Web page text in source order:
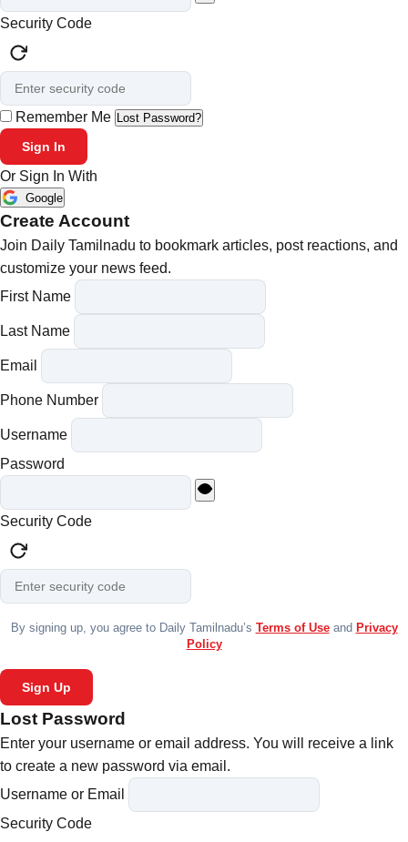
Security Code
Remember Me Lost Password?
Sign In
Or Sign In With
Google
Create Account
Join Daily Tamilnadu to bookmark articles, post reactions, and
customize your news feed.
First Name
Last Name
Email
Phone Number
Username
Password
Security Code
By signing up, you agree to Daily Tamilnadu’s Terms of Useand Privacy
Policy
Sign Up
Lost Password
Enter your username or email address. You will receive a link
to create a new password via email.
Username or Email
Security Code